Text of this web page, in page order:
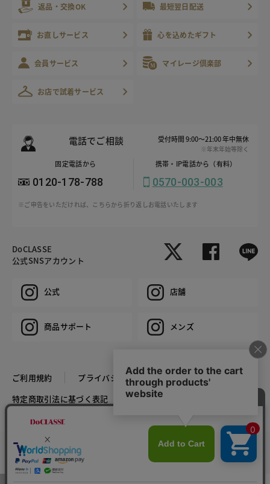
カラー・サイズを選択する
返品・交換OK 最短翌日配送
お直しサービス 心を込めたギフト
会員サービス マイレージ倶楽部
お店で試着サービス
電話でご相談 受付時間 9:00～21:00 年中無休
※年末年始等除く
固定電話から
0120-178-788
携帯・IP電話から（有料）
0570-003-003
※ご申告をいただければ、こちらから折り返しお電話いたします
DoCLASSE
公式SNSアカウント
公式 店舗
商品サポート メンズ
ご利用規約
プライバシーポリシー
特定商取引法に基づく表記
推奨環境
COPYRIGHT © DoCLASSE ALL RIGHTS RESERVED.